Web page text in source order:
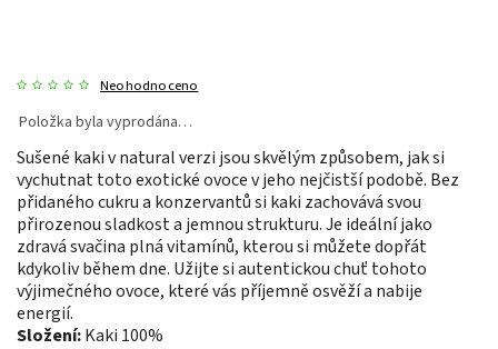
Neohodnoceno
Položka byla vyprodána…
Sušené kaki v natural verzi jsou skvělým způsobem, jak si
vychutnat toto exotické ovoce v jeho nejčistší podobě. Bez
přidaného cukru a konzervantů si kaki zachovává svou
přirozenou sladkost a jemnou strukturu. Je ideální jako
zdravá svačina plná vitamínů, kterou si můžete dopřát
kdykoliv během dne. Užijte si autentickou chuť tohoto
výjimečného ovoce, které vás příjemně osvěží a nabije
energií.
Složení:Kaki 100%